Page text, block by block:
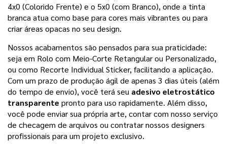
4x0 (Colorido Frente) e o 5x0 (com Branco), onde a tinta
branca atua como base para cores mais vibrantes ou para
criar áreas opacas no seu design.
Nossos acabamentos são pensados para sua praticidade:
seja em Rolo com Meio-Corte Retangular ou Personalizado,
ou como Recorte Individual Sticker, facilitando a aplicação.
Com um prazo de produção ágil de apenas 3 dias úteis (além
do tempo de envio), você terá seu adesivo eletrostático
transparente pronto para uso rapidamente. Além disso,
você pode enviar sua própria arte, contar com nosso serviço
de checagem de arquivos ou contratar nossos designers
profissionais para um projeto exclusivo.